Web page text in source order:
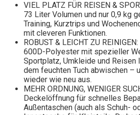
VIEL PLATZ FÜR REISEN &
73 Liter Volumen und nur 0,9 kg
Training, Kurztrips und
mit cleveren Funktionen.
ROBUST & LEICHT ZU
600D-Polyester mit spezieller
Sportplatz, Umkleide und Reisen
dem feuchten Tuch abwischen –
wieder wie neu aus.
MEHR ORDNUNG, WENIGER
Deckelöffnung für schnelles
Außentaschen (auch als Schuh-